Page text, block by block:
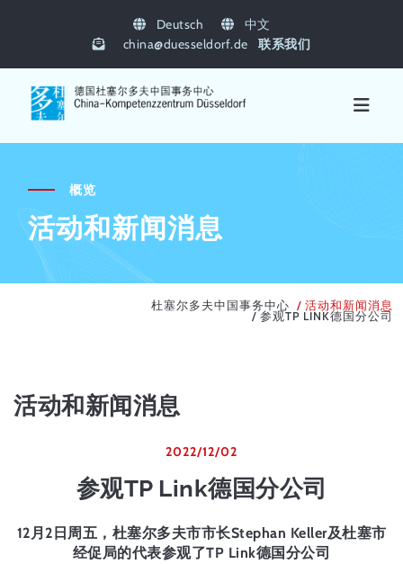
Deutsch
中文
china@duesseldorf.de 联系我们
概览
活动和新闻消息
杜塞尔多夫中国事务中心
活动和新闻消息
参观TP LINK德国分公司
活动和新闻消息
2022/12/02
参观TP Link德国分公司
12月2日周五，杜塞尔多夫市市长Stephan Keller及杜塞市
经促局的代表参观了TP Link德国分公司